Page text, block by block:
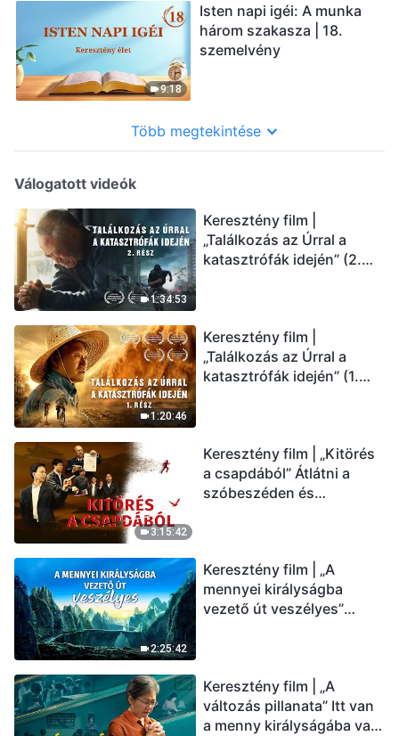
9:18
Isten napi igéi: A munka
három szakasza | 18.
szemelvény
Több megtekintése
Válogatott videók
1:34:53
Keresztény film |
„Találkozás az Úrral a
katasztrófák idején” (2.
országába? (Magyar
szinkron)
1:20:46
Keresztény film |
„Találkozás az Úrral a
katasztrófák idején” (1.
3:15:42
Keresztény film | „Kitörés
a csapdából” Átlátni a
szóbeszéden és
2:25:42
Keresztény film | „A
mennyei királyságba
vezető út veszélyes”
Keresztény film | „A
változás pillanata” Itt van
a menny királyságába való